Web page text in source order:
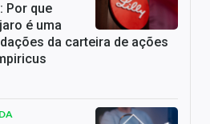
Por que
é uma
da carteira de ações